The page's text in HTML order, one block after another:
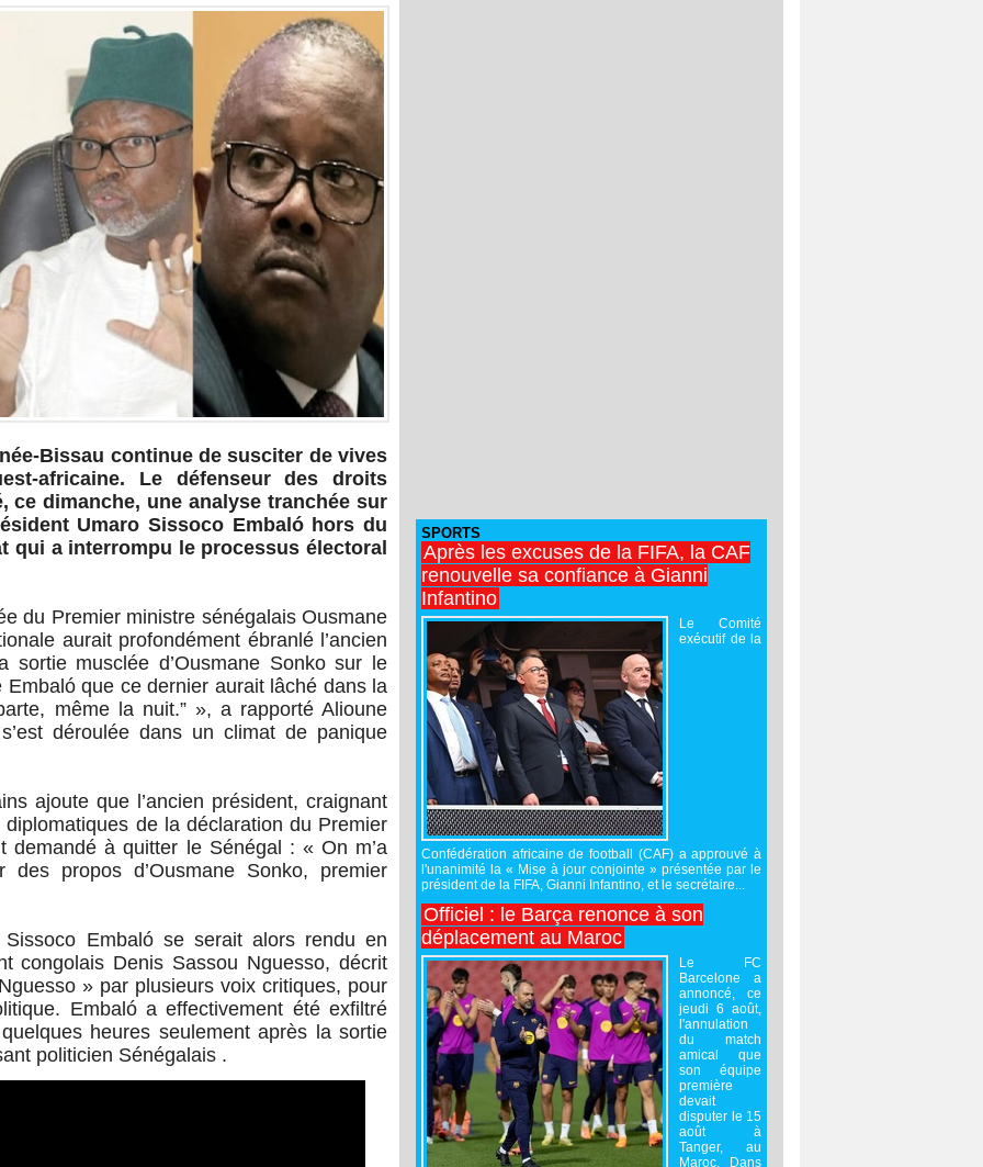
Bissau continue de susciter de vives
africaine. Le défenseur des droits
ce dimanche, une analyse tranchée sur
Umaro Sissoco Embaló hors du
qui a interrompu le processus électoral
du Premier ministre sénégalais Ousmane
aurait profondément ébranlé l’ancien
sortie musclée d’Ousmane Sonko sur le
Embaló que ce dernier aurait lâché dans la
même la nuit.” », a rapporté Alioune
déroulée dans un climat de panique
ajoute que l’ancien président, craignant
de la déclaration du Premier
demandé à quitter le Sénégal : « On m’a
propos d’Ousmane Sonko, premier
Sissoco Embaló se serait alors rendu en
congolais Denis Sassou Nguesso, décrit
» par plusieurs voix critiques, pour
Embaló a effectivement été exfiltré
heures seulement après la sortie
politicien Sénégalais .
SPORTS
Après les excuses de la FIFA, la CAF
renouvelle sa confiance à Gianni
Infantino
Le Comité
exécutif de la
Confédération africaine de football (CAF) a approuvé à
l'unanimité la « Mise à jour conjointe » présentée par le
président de la FIFA, Gianni Infantino, et le secrétaire...
Officiel : le Barça renonce à son
déplacement au Maroc
Le FC
Barcelone a
annoncé, ce
jeudi 6 août,
l'annulation
du match
amical que
son équipe
première
devait
disputer le 15
août à
Tanger, au
Maroc. Dans